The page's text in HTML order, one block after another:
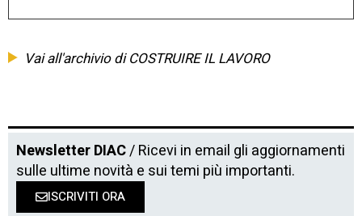
Vai all'archivio di COSTRUIRE IL LAVORO
Newsletter DIAC/ Ricevi in email gli aggiornamenti
sulle ultime novità e sui temi più importanti.
ISCRIVITI ORA